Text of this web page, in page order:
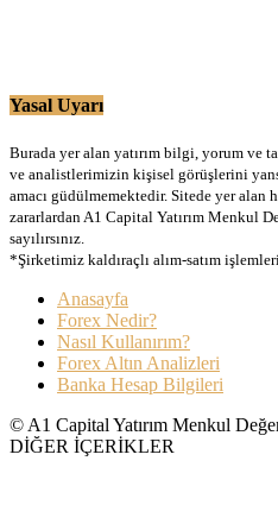
Yasal Uyarı
Burada yer alan yatırım bilgi, yorum ve
ve analistlerimizin kişisel görüşlerini
amacı güdülmemektedir. Sitede yer
zararlardan A1 Capital Yatırım Menkul
sayılırsınız.
*Şirketimiz kaldıraçlı alım-satım
Anasayfa
Forex Nedir?
Nasıl Kullanırım?
Forex Altın Analizleri
Banka Hesap Bilgileri
© A1 Capital Yatırım Menkul
DİĞER İÇERİKLER